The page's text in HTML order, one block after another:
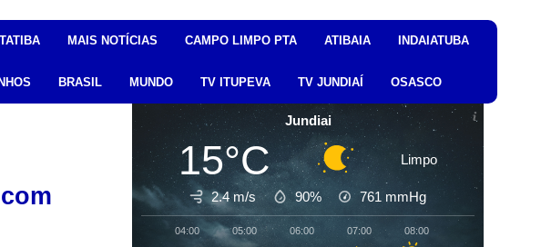
ITATIBA MAIS NOTÍCIAS CAMPO LIMPO PTA ATIBAIA INDAIATUBA
BRASIL MUNDO TV ITUPEVA TV JUNDIAÍ OSASCO
Jundiai
15°C Limpo
2.4 m/s 90% 761 mmHg
04:00 05:00 06:00 07:00 08:00